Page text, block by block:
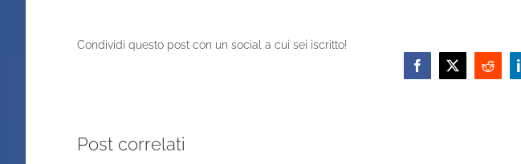
Condividi questo post con un social a cui sei iscritto!
Facebook
X Reddit
Post correlati